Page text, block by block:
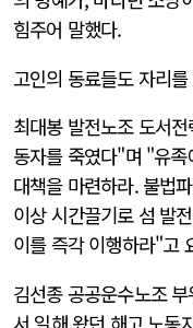
힘주어 말했다.
고인의 동료들도 자리
최대봉 발전노조 도서
동자를 죽였다"며 "유
대책을 마련하라. 불법
이상 시간끌기로 섬 발
이를 즉각 이행하라"고
김선종 공공운수노조